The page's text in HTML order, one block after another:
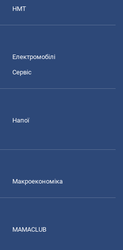
НМТ
Електромобілі
Сервіс
Напої
Макроекономіка
MAMACLUB